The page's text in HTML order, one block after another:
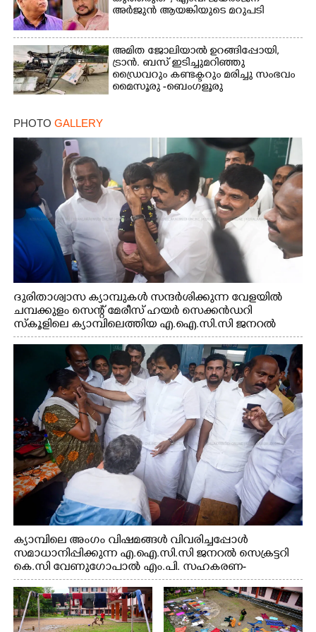
അർജുൻ ആയങ്കിയുടെ മറുപടി
അമിത ജോലിയാൽ ഉറങ്ങിപ്പോയി,
ട്രാൻ. ബസ് ഇടിച്ചുമറിഞ്ഞു
ഡ്രൈവറും കണ്ടക്ടറും മരിച്ചു സംഭവം
മൈസൂരു -ബെംഗളൂരു
PHOTO GALLERY
ദുരിതാശ്വാസ ക്യാമ്പുകൾ സന്ദർശിക്കുന്ന വേളയിൽ
ചമ്പക്കുളം സെന്റ് മേരീസ് ഹയർ സെക്കൻഡറി
സ്കൂളിലെ ക്യാമ്പിലെത്തിയ എ.ഐ.സി.സി ജനറൽ
സെക്രട്ടറി കെ.സി വേണുഗോപാൽ എം.പി കുരുന്നിനെ
എടുത്ത് ലാളിച്ചപ്പോൾ. സഹകരണ-എക്സൈസ്
വകുപ്പ് മന്ത്രി എം. ലിജു, കൃഷിവകുപ്പ് മന്ത്രി ടി. സിദ്ദിഖ്,
റെജി ചെറിയാൻ എം. എൽ. എ എന്നിവർ സമീപം
ക്യാമ്പിലെ അംഗം വിഷമങ്ങൾ വിവരിച്ചപ്പോൾ
സമാധാനിപ്പിക്കുന്ന എ.ഐ.സി.സി ജനറൽ സെക്രട്ടറി
കെ.സി വേണുഗോപാൽ എം.പി. സഹകരണ-
എക്സൈസ് വകുപ്പ് മന്ത്രി എം. ലിജു, എന്നിവർ